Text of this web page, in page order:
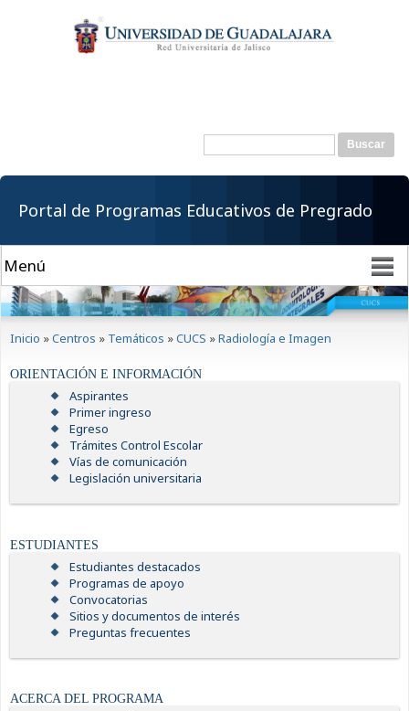
contenido
principal
Formulario de
Buscar
Portal de Programas Educativos de Pregrado
Inicio »Centros » Temáticos »CUCS »Radiología e Imagen
ORIENTACIÓN E INFORMACIÓN
Aspirantes
Primer ingreso
Egreso
Trámites Control Escolar
Vías de comunicación
Legislación universitaria
ESTUDIANTES
Estudiantes destacados
Programas de apoyo
Convocatorias
Sitios y documentos de interés
Preguntas frecuentes
ACERCA DEL PROGRAMA